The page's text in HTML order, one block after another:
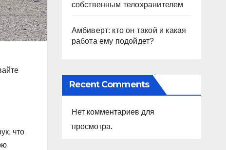
что
собственным телохранителем
Амбиверт: кто он такой и какая
работа ему подойдет?
Recent Comments
Нет комментариев для
просмотра.